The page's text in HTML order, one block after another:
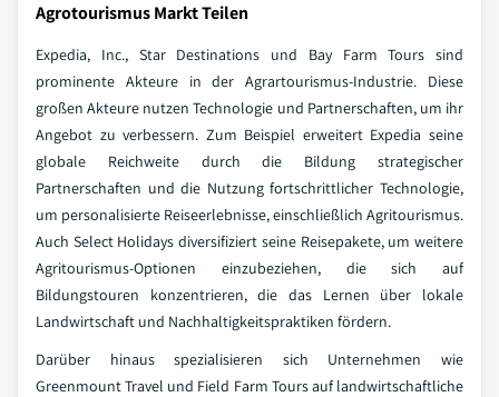
Agrotourismus Markt Teilen
Expedia, Inc., Star Destinations und Bay Farm Tours sind
prominente Akteure in der Agrartourismus-Industrie. Diese
großen Akteure nutzen Technologie und Partnerschaften, um ihr
Angebot zu verbessern. Zum Beispiel erweitert Expedia seine
globale Reichweite durch die Bildung strategischer
Partnerschaften und die Nutzung fortschrittlicher Technologie,
um personalisierte Reiseerlebnisse, einschließlich Agritourismus.
Auch Select Holidays diversifiziert seine Reisepakete, um weitere
Agritourismus-Optionen einzubeziehen, die sich auf
Bildungstouren konzentrieren, die das Lernen über lokale
Landwirtschaft und Nachhaltigkeitspraktiken fördern.
Darüber hinaus spezialisieren sich Unternehmen wie
Greenmount Travel und Field Farm Tours auf landwirtschaftliche